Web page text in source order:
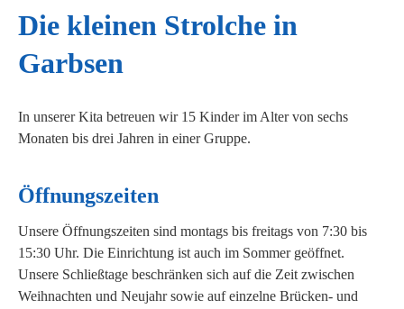
Die kleinen Strolche in
Garbsen
In unserer Kita betreuen wir 15 Kinder im Alter von sechs
Monaten bis drei Jahren in einer Gruppe.
Öffnungszeiten
Unsere Öffnungszeiten sind montags bis freitags von 7:30 bis
15:30 Uhr. Die Einrichtung ist auch im Sommer geöffnet.
Unsere Schließtage beschränken sich auf die Zeit zwischen
Weihnachten und Neujahr sowie auf einzelne Brücken- und